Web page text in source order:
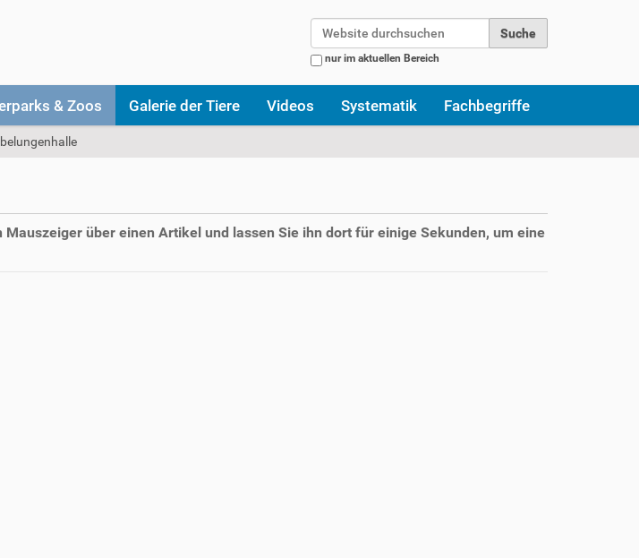
nur im aktuellen Bereich
& Zoos Galerie der Tiere Videos Systematik Fachbegriffe
über einen Artikel und lassen Sie ihn dort für einige Sekunden, um eine